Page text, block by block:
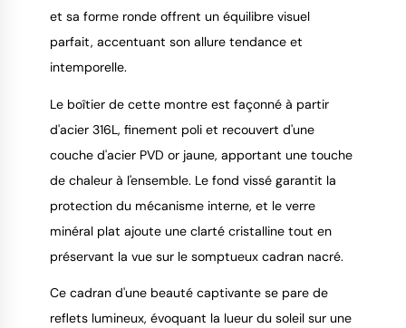
et sa forme ronde offrent un équilibre visuel
parfait, accentuant son allure tendance et
intemporelle.
Le boîtier de cette montre est façonné à partir
d'acier 316L, finement poli et recouvert d'une
couche d'acier PVD or jaune, apportant une touche
de chaleur à l'ensemble. Le fond vissé garantit la
protection du mécanisme interne, et le verre
minéral plat ajoute une clarté cristalline tout en
préservant la vue sur le somptueux cadran nacré.
Ce cadran d'une beauté captivante se pare de
reflets lumineux, évoquant la lueur du soleil sur une